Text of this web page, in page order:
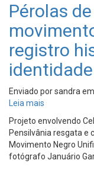
Pérolas
registro
Enviado porsandra em
Leia mais
de
memórias
dos
movimentos
Projeto envolvendo
Pensilvânia resgata e
Movimento Negro
fotógrafo Januário